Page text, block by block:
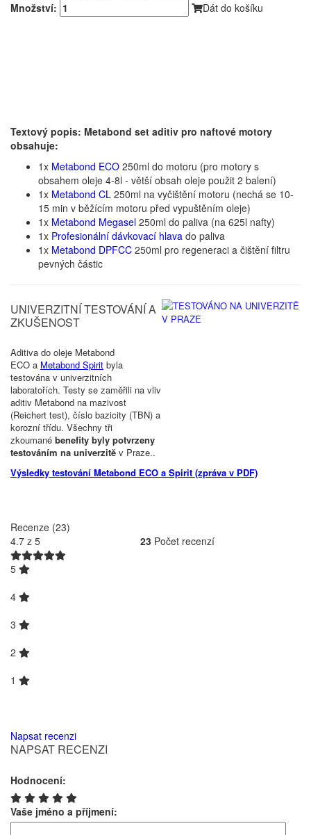
Množství:
Dát do košíku
Textový popis: Metabond set aditiv pro naftové motory
obsahuje:
1x Metabond ECO 250ml do motoru (pro motory s
obsahem oleje 4-8l - větší obsah oleje použit 2 balení)
1x Metabond CL 250ml na vyčištění motoru (nechá se 10-
15 min v běžícím motoru před vypuštěním oleje)
1x Metabond Megasel 250ml do paliva (na 625l nafty)
1x Profesionální dávkovací hlava do paliva
1x Metabond DPFCC 250ml pro regeneraci a čištění filtru
pevných částic
UNIVERZITNÍ TESTOVÁNÍ A
ZKUŠENOST
Aditiva do oleje Metabond
ECO a Metabond Spirit byla
testována v univerzitních
laboratořích. Testy se zaměřili na vliv
aditiv Metabond na mazivost
(Reichert test), číslo bazicity (TBN) a
korozní třídu. Všechny tři
zkoumané benefity byly potvrzeny
testováním na univerzitě v Praze..
Výsledky testování Metabond ECO a Spirit (zpráva v PDF)
Recenze (23)
4.7 z 5 23Počet recenzí
5
4
3
2
1
Napsat recenzi
NAPSAT RECENZI
Hodnocení:
Vaše jméno a příjmení: